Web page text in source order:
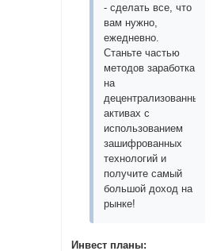
- сделать все, что
вам нужно,
ежедневно.
Станьте частью
методов заработка
на
децентрализованных
активах с
использованием
зашифрованных
технологий и
получите самый
большой доход на
рынке!
Инвест планы: